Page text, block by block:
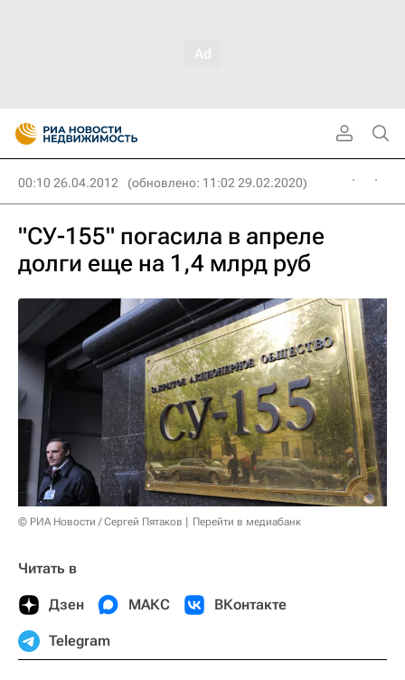
00:10 26.04.2012 (обновлено: 11:02 29.02.2020)
"СУ-155" погасила в апреле
долги еще на 1,4 млрд руб
© РИА Новости / Сергей Пятаков Перейти в медиабанк
Читать в
Дзен МАКС ВКонтакте
Telegram